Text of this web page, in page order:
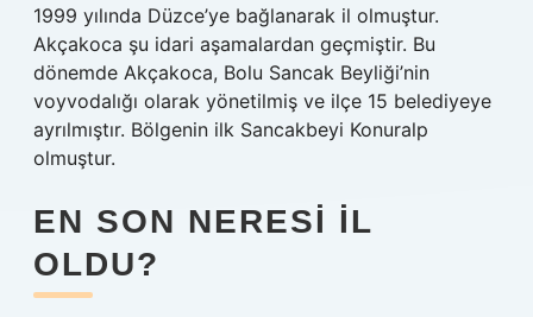
1999 yılında Düzce’ye bağlanarak il olmuştur.
Akçakoca şu idari aşamalardan geçmiştir. Bu
dönemde Akçakoca, Bolu Sancak Beyliği’nin
voyvodalığı olarak yönetilmiş ve ilçe 15 belediyeye
ayrılmıştır. Bölgenin ilk Sancakbeyi Konuralp
olmuştur.
EN SON NERESI IL
OLDU?